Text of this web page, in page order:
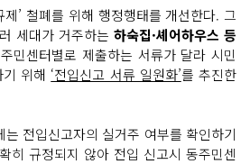
’ 철폐를 위해 행정행태를 개선한다. 그
세대가 거주하는 하숙집·셰어하우스 등
민센터별로 제출하는 서류가 달라 시민
위해 ‘전입신고 서류 일원화’를 추진한
전입신고자의 실거주 여부를 확인하기
히 규정되지 않아 전입 신고시 동주민센